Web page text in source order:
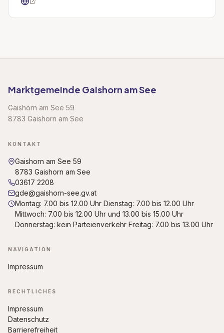
Marktgemeinde Gaishorn am See
Gaishorn am See 59
8783 Gaishorn am See
KONTAKT
Gaishorn am See 59
8783 Gaishorn am See
03617 2208
gde@gaishorn-see.gv.at
Montag: 7.00 bis 12.00 Uhr Dienstag: 7.00 bis 12.00 Uhr
Mittwoch: 7.00 bis 12.00 Uhr und 13.00 bis 15.00 Uhr
Donnerstag: kein Parteienverkehr Freitag: 7.00 bis 13.00 Uhr
NAVIGATION
Impressum
RECHTLICHES
Impressum
Datenschutz
Barrierefreiheit